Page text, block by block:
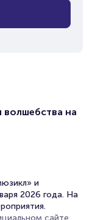
на
и
2026 года. На
сайте